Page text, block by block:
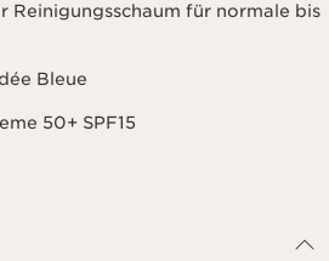
Reinigungsschaum für normale bis
Bleue
50+ SPF15